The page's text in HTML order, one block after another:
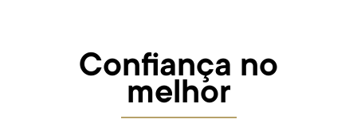
Confiança no
melhor